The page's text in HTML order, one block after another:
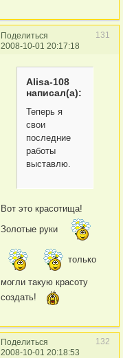
Поделиться
131
2008-10-01 20:17:18
Alisa-108
написал(а):
Теперь я
свои
последние
работы
выставлю.
Вот это красотища!
Золотые руки
только
могли такую красоту
создать!
Поделиться
132
2008-10-01 20:18:53